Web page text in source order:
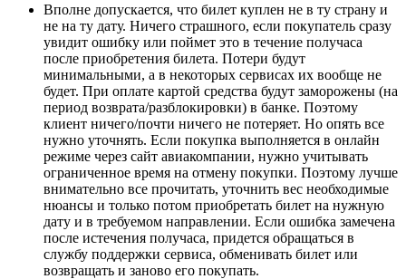
Вполне допускается, что билет куплен не в ту страну и
не на ту дату. Ничего страшного, если покупатель сразу
увидит ошибку или поймет это в течение получаса
после приобретения билета. Потери будут
минимальными, а в некоторых сервисах их вообще не
будет. При оплате картой средства будут заморожены (на
период возврата/разблокировки) в банке. Поэтому
клиент ничего/почти ничего не потеряет. Но опять все
нужно уточнять. Если покупка выполняется в онлайн
режиме через сайт авиакомпании, нужно учитывать
ограниченное время на отмену покупки. Поэтому лучше
внимательно все прочитать, уточнить вес необходимые
нюансы и только потом приобретать билет на нужную
дату и в требуемом направлении. Если ошибка замечена
после истечения получаса, придется обращаться в
службу поддержки сервиса, обменивать билет или
возвращать и заново его покупать.